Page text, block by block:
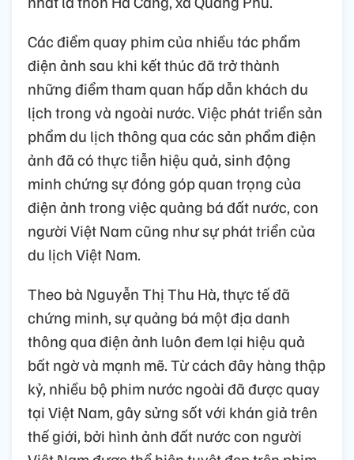
Các điểm quay phim của nhiều tác phẩm
điện ảnh sau khi kết thúc đã trở thành
những điểm tham quan hấp dẫn khách du
lịch trong và ngoài nước. Việc phát triển sản
phẩm du lịch thông qua các sản phẩm điện
ảnh đã có thực tiễn hiệu quả, sinh động
minh chứng sự đóng góp quan trọng của
điện ảnh trong việc quảng bá đất nước, con
người Việt Nam cũng như sự phát triển của
du lịch Việt Nam.
Theo bà Nguyễn Thị Thu Hà, thực tế đã
chứng minh, sự quảng bá một địa danh
thông qua điện ảnh luôn đem lại hiệu quả
bất ngờ và mạnh mẽ. Từ cách đây hàng thập
kỷ, nhiều bộ phim nước ngoài đã được quay
tại Việt Nam, gây sửng sốt với khán giả trên
thế giới, bởi hình ảnh đất nước con người